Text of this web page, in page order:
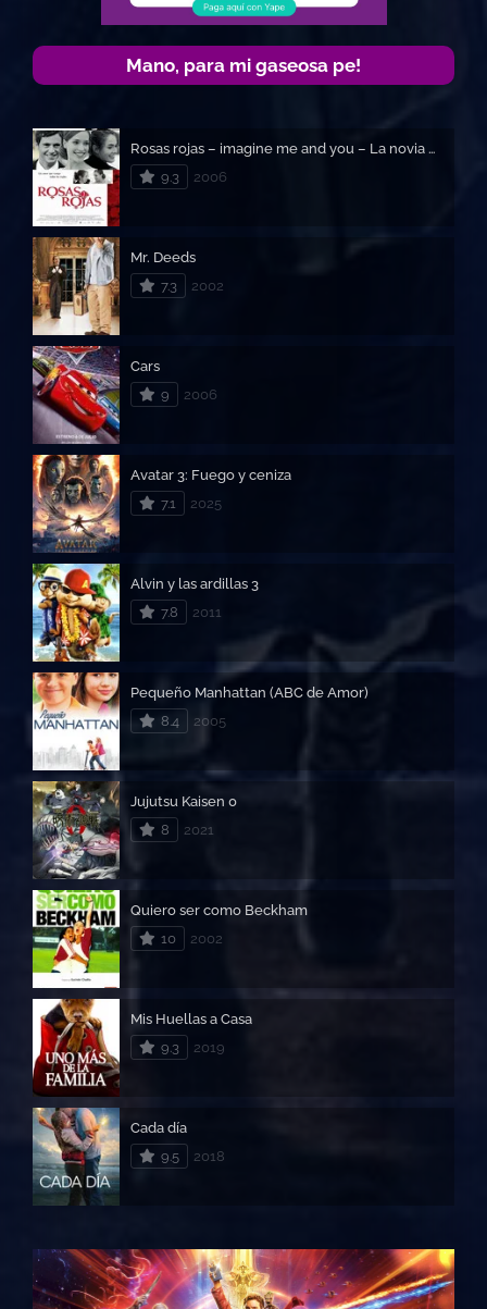
Mano, para mi gaseosa pe!
Rosas rojas – imagine me and you – La novia de la novia
9.3
2006
Mr. Deeds
7.3
2002
Cars
9
2006
Avatar 3: Fuego y ceniza
7.1
2025
Alvin y las ardillas 3
7.8
2011
Pequeño Manhattan (ABC de Amor)
8.4
2005
Jujutsu Kaisen 0
8
2021
Quiero ser como Beckham
10
2002
Mis Huellas a Casa
9.3
2019
Cada día
9.5
2018